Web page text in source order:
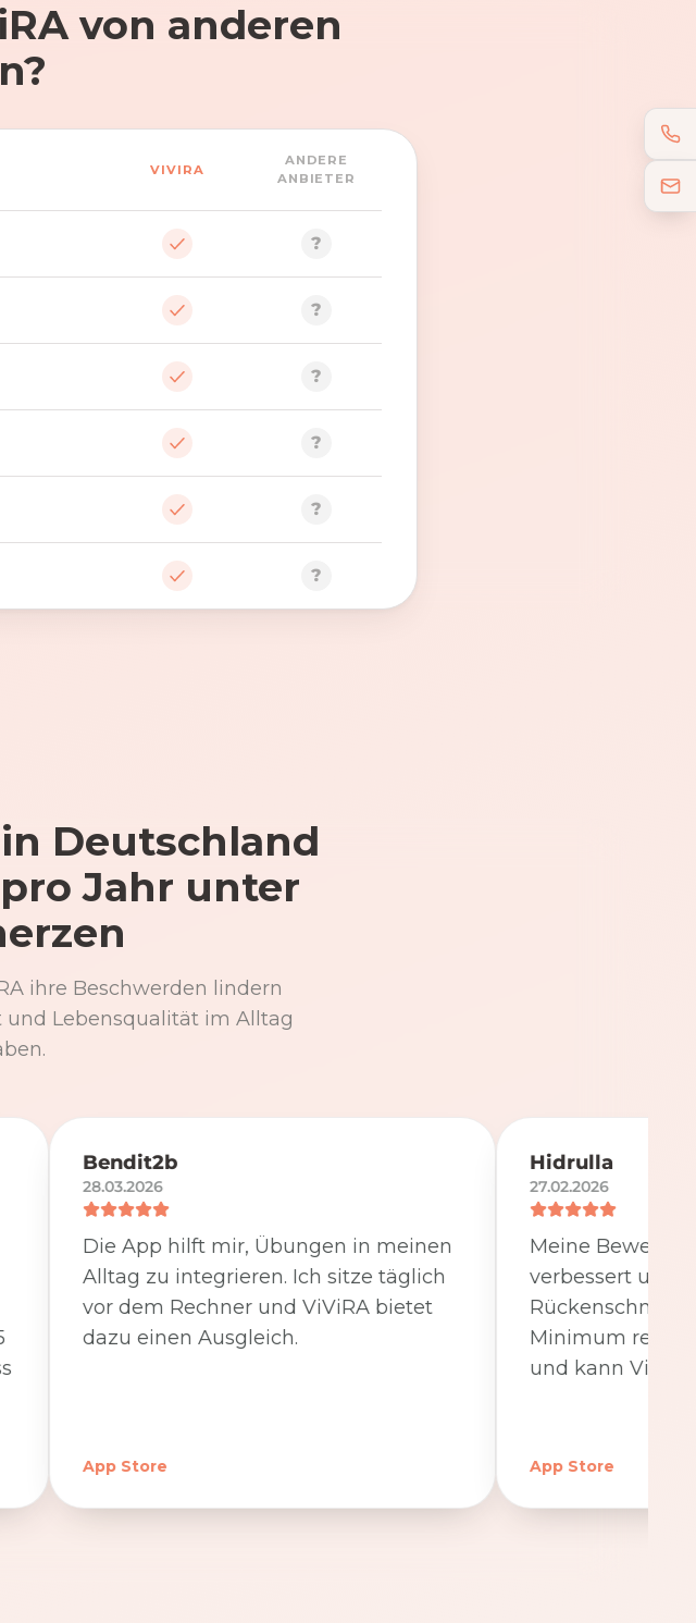
von anderen
VIVIRA
ANDERE
ANBIETER
?
?
?
?
?
?
Deutschland
Jahr unter
ihre Beschwerden lindern
Lebensqualität im Alltag
Bendit2b
28.03.2026
Die App hilft mir, Übungen in meinen
Alltag zu integrieren. Ich sitze täglich
vor dem Rechner und ViViRA bietet
dazu einen Ausgleich.
App Store
Hidrulla
27.02.2026
Meine
verbessert und
Minimum
und kann
App Store